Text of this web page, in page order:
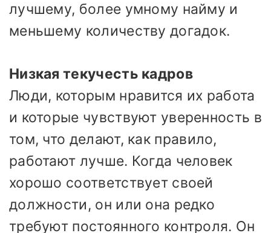
лучшему, более умному найму и
меньшему количеству догадок.
Низкая текучесть кадров
Люди, которым нравится их работа
и которые чувствуют уверенность в
том, что делают, как правило,
работают лучше. Когда человек
хорошо соответствует своей
должности, он или она редко
требуют постоянного контроля. Он